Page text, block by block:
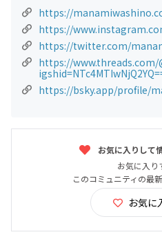
https://
https://
https://twitter.com/
https://www.threads.com/
https://bsky.app/profile/
お気に入りして
お気に入り
このコミュニティの最
お気に